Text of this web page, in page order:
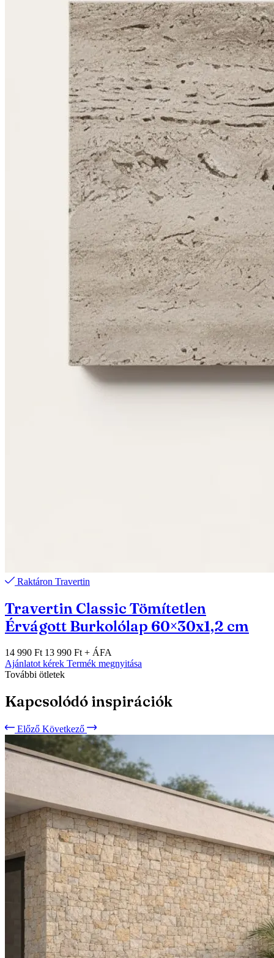
Raktáron Travertin
Travertin Classic Tömítetlen
Érvágott Burkolólap 60×30x1,2 cm
14 990 Ft 13 990 Ft + ÁFA
Ajánlatot kérek Termék megnyitása
További ötletek
Kapcsolódó inspirációk
Előző Következő